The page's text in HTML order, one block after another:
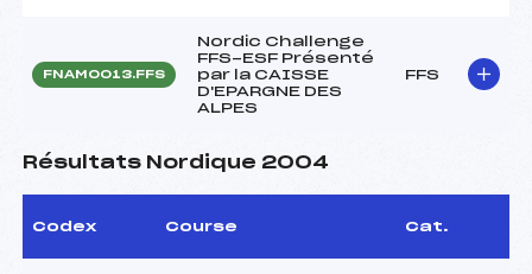
FNAM0013.FFS
Nordic Challenge
FFS-ESF Présenté
par la CAISSE
D'EPARGNE DES
ALPES
FFS
Résultats Nordique 2004
Codex Course Cat.